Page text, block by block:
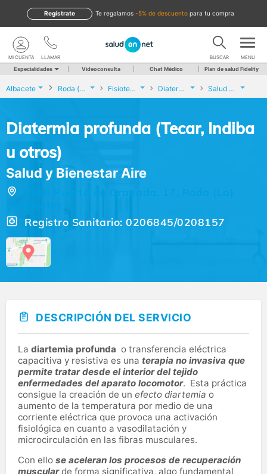
te regalamos -5% de descuento para tu compra
Regístrate
LLAMAR
MI CUENTA BUSCAR MENU
Especialidades Videoconsulta Chat Médico Plan de salud Fidelity
Albacete Roda (La) Fisioterapia Diatermia profunda (Tecar, Indiba u otros) Salud y Bienestar Aire
Diatermia profunda (Tecar, Indiba
u otros)
Salud y Bienestar Aire
Registro Sanitario: 0206845/0208157
DESCRIPCIÓN DEL SERVICIO
La diartemia profunda o transferencia eléctrica
capacitiva y resistiva es una terapia no invasiva que
permite tratar desde el interior del tejido
enfermedades del aparato locomotor. Esta práctica
consigue la creación de un efecto diartemia o
aumento de la temperatura por medio de una
corriente eléctrica que provoca una activación
fisiológica en cuanto a vasodilatación y
microcirculación en las fibras musculares.
Con ello se aceleran los procesos de recuperación
muscularde forma significativa, algo fundamental